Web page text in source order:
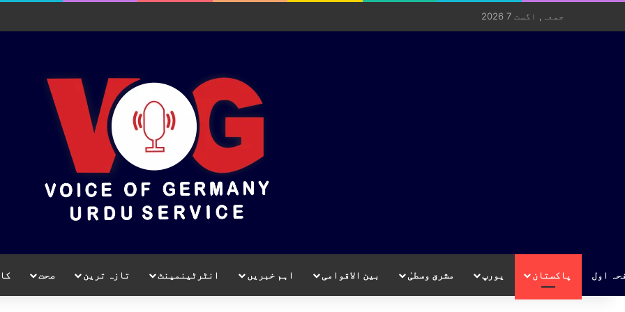
جمعہ, اگست 7 2026
اول پاکستان یورپ مشرق وسطیٰ بین الاقوامی اہم خبریں انٹرٹینمینٹ تازہ ترین صحت